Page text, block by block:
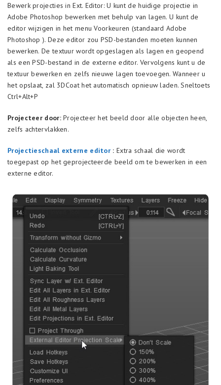
Bewerk projecties in Ext. Editor: U kunt de huidige projectie in
Adobe Photoshop bewerken met behulp van lagen. U kunt de
editor wijzigen in het menu Voorkeuren (standaard Adobe
Photoshop ). Deze editor zou PSD-bestanden moeten kunnen
bewerken. De textuur wordt opgeslagen als lagen en geopend
als een PSD-bestand in de externe editor. Vervolgens kunt u de
textuur bewerken en zelfs nieuwe lagen toevoegen. Wanneer u
het opslaat, zal 3DCoat het automatisch opnieuw laden. Sneltoets
Ctrl+Alt+P
Projecteer door:Projecteer het beeld door alle objecten heen,
zelfs achtervlakken.
Projectieschaal externe editor : Extra schaal die wordt
toegepast op het geprojecteerde beeld om te bewerken in een
externe editor.